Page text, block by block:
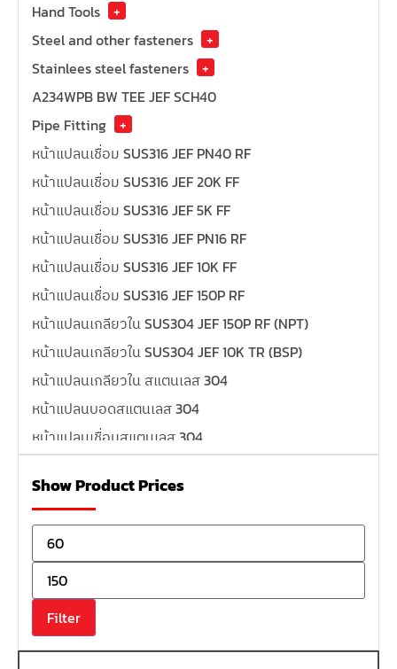
Hand Tools
+
Steel and other fasteners
+
Stainlees steel fasteners
+
A234WPB BW TEE JEF SCH40
Pipe Fitting
+
หน้าแปลนเชื่อม SUS316 JEF PN40 RF
หน้าแปลนเชื่อม SUS316 JEF 20K FF
หน้าแปลนเชื่อม SUS316 JEF 5K FF
หน้าแปลนเชื่อม SUS316 JEF PN16 RF
หน้าแปลนเชื่อม SUS316 JEF 10K FF
หน้าแปลนเชื่อม SUS316 JEF 150P RF
หน้าแปลนเกลียวใน SUS304 JEF 150P RF (NPT)
หน้าแปลนเกลียวใน SUS304 JEF 10K TR (BSP)
หน้าแปลนเกลียวใน สแตนเลส 304
หน้าแปลนบอดสแตนเลส 304
หน้าแปลนเชื่อมสแตนเลส 304
หน้าแปลนเหล็กคอสูง
หน้าแปลนเชื่อมเหล็กสลิปออน
หน้าแปลนเชื่อมเหล็กบอด
หน้าแปลนเชื่อมบอด SUS304 JEF 300P RF
หน้าแปลนเชื่อมบอด SUS304 JEF PN40 RF
หน้าแปลนเชื่อมบอด SUS304 JEF PN16 RF
Show Product Prices
Filter